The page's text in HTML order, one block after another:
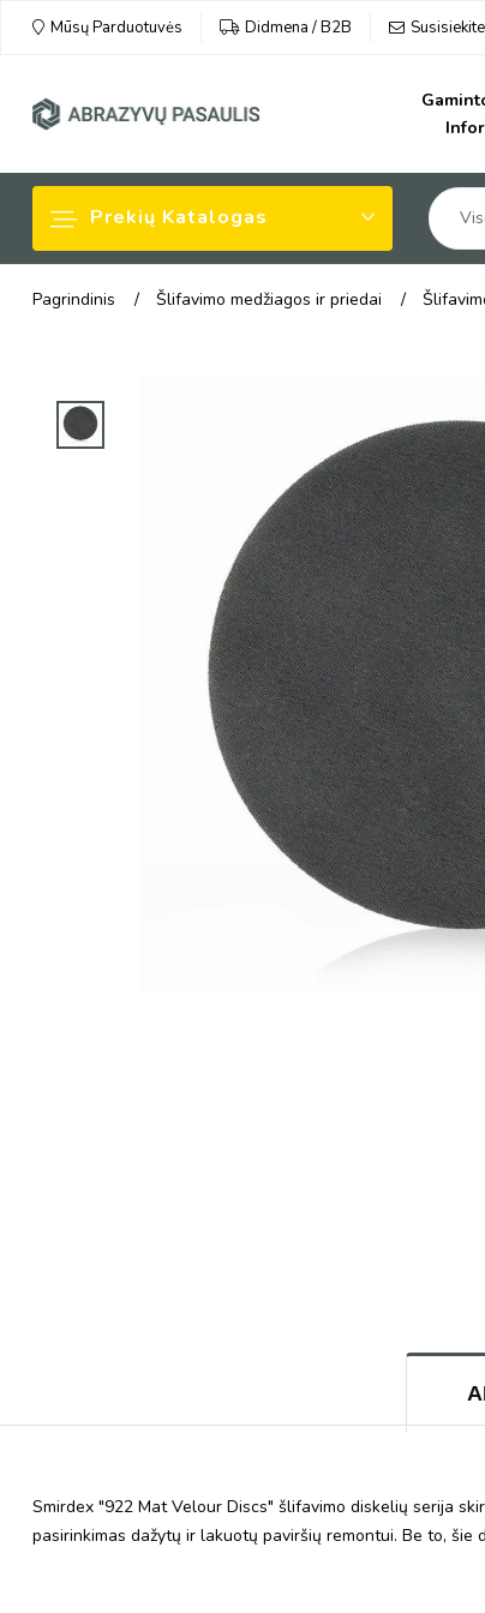
Mūsų Parduotuvės Didmena / B2B Susisiekite
Prekių Katalogas
Pagrindinis Šlifavimo medžiagos ir priedai
Smirdex "922 Mat Velour Discs" šlifavimo diskelių serija
pasirinkimas dažytų ir lakuotų paviršių remontui. Be to,